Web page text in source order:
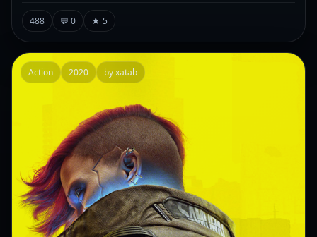
488 💬 0 ★ 5
Action 2020 by xatab